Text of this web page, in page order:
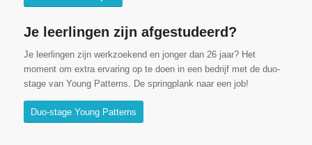
Je leerlingen zijn afgestudeerd?
Je leerlingen zijn werkzoekend en jonger dan 26 jaar? Het
moment om extra ervaring op te doen in een bedrijf met de duo-
stage van Young Patterns. De springplank naar een job!
Duo-stage Young Patterns